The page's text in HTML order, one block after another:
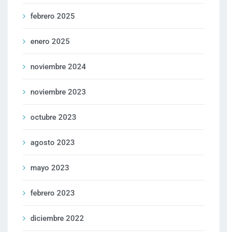
febrero 2025
enero 2025
noviembre 2024
noviembre 2023
octubre 2023
agosto 2023
mayo 2023
febrero 2023
diciembre 2022